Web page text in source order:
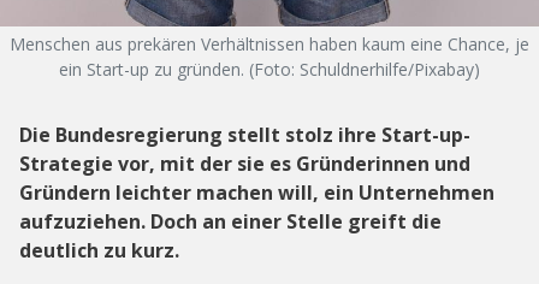
Menschen aus prekären Verhältnissen haben kaum eine Chance, je
ein Start-up zu gründen. (Foto: Schuldnerhilfe/Pixabay)
Die Bundesregierung stellt stolz ihre Start-up-
Strategie vor, mit der sie es Gründerinnen und
Gründern leichter machen will, ein Unternehmen
aufzuziehen. Doch an einer Stelle greift die
deutlich zu kurz.